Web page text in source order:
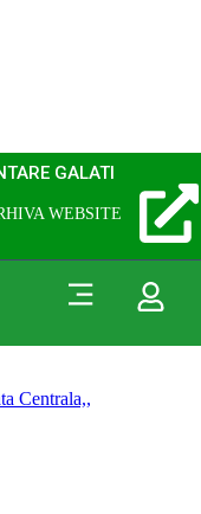
GALATI
WEBSITE
Centrala,,